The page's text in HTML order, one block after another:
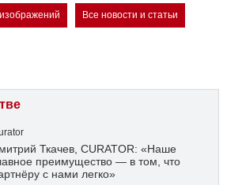
изображений Все новости и статьи
Ткачев, CURATOR: «Наше
преимущество — в том, что
с нами легко»